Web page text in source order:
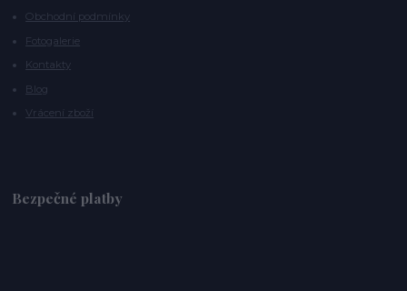
Obchodní podmínky
Fotogalerie
Kontakty
Blog
Vrácení zboží
Bezpečné platby